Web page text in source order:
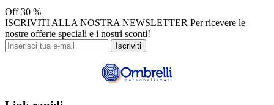
Off30 %
ISCRIVITI ALLA NOSTRA NEWSLETTER Per ricevere le
nostre offerte speciali e i nostri sconti!
Iscriviti